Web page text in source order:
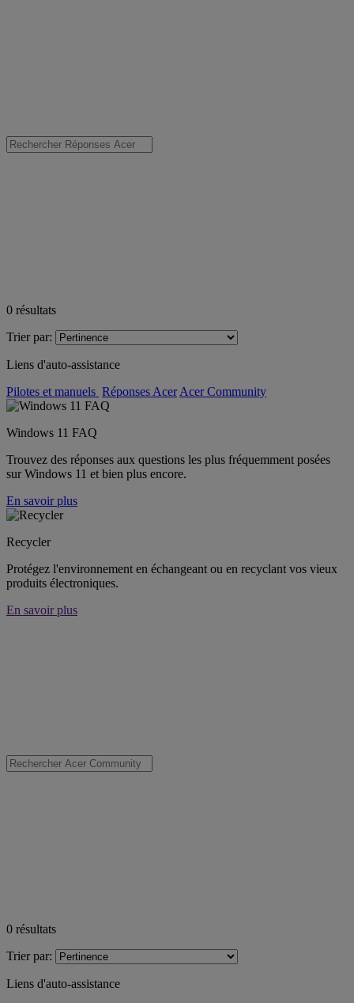
0 résultats
Trier par:
Liens d'auto-assistance
Pilotes et manuels Réponses Acer Acer Community
Windows 11 FAQ
Trouvez des réponses aux questions les plus fréquemment posées
sur Windows 11 et bien plus encore.
En savoir plus
Recycler
Protégez l'environnement en échangeant ou en recyclant vos vieux
produits électroniques.
En savoir plus
0 résultats
Trier par:
Liens d'auto-assistance